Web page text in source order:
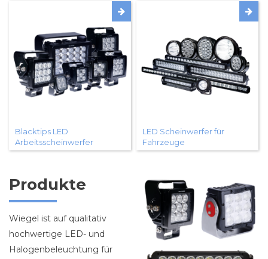
Blacktips LED
Arbeitsscheinwerfer
LED Scheinwerfer für
Fahrzeuge
Produkte
Wiegel ist auf qualitativ
hochwertige LED- und
Halogenbeleuchtung für